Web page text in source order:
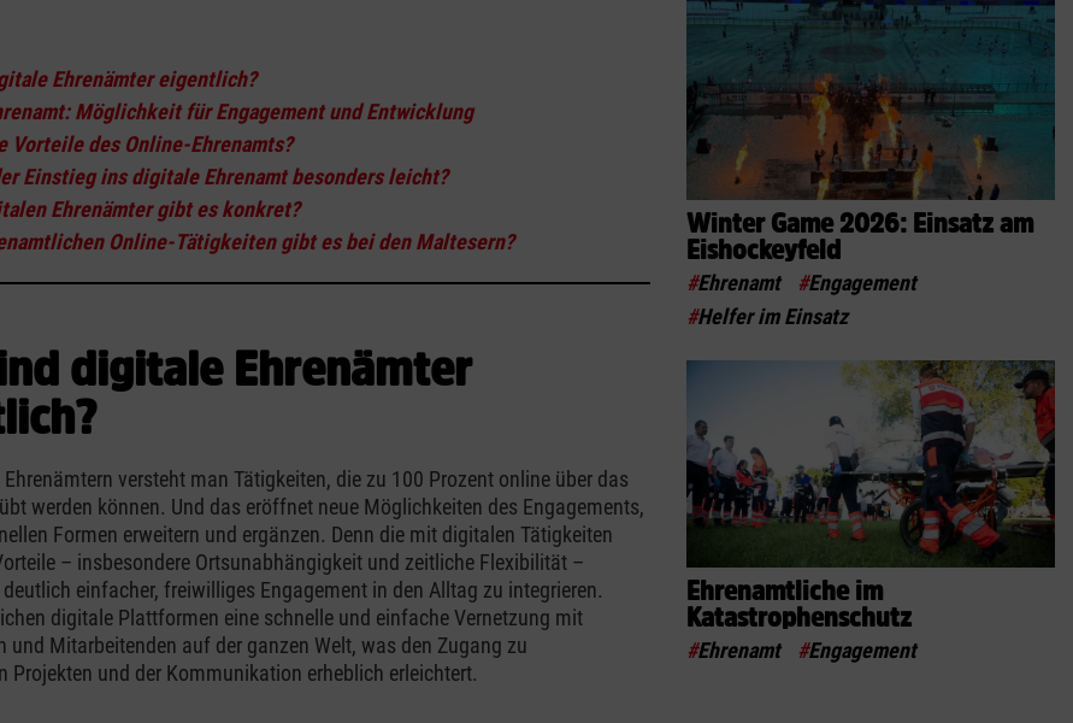
Ehrenämter eigentlich?
Möglichkeit für Engagement und Entwicklung
Vorteile des Online-Ehrenamts?
Einstieg ins digitale Ehrenamt besonders leicht?
Ehrenämter gibt es konkret?
Online-Tätigkeiten gibt es bei den Maltesern?
digitale Ehrenämter
versteht man Tätigkeiten, die zu 100 Prozent online über das
werden können. Und das eröffnet neue Möglichkeiten des Engagements,
Formen erweitern und ergänzen. Denn die mit digitalen Tätigkeiten
– insbesondere Ortsunabhängigkeit und zeitliche Flexibilität –
einfacher, freiwilliges Engagement in den Alltag zu integrieren.
digitale Plattformen eine schnelle und einfache Vernetzung mit
und Mitarbeitenden auf der ganzen Welt, was den Zugang zu
Projekten und der Kommunikation erheblich erleichtert.
Winter Game 2026: Einsatz am
Eishockeyfeld
#Ehrenamt #Engagement
#Helfer im Einsatz
Ehrenamtliche im
Katastrophenschutz
#Ehrenamt #Engagement